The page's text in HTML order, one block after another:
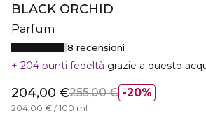
BLACK ORCHID
Parfum
8 recensioni
204 punti fedeltà grazie a questo
20%
204,00 €255,00 €
204,00 € / 100 ml